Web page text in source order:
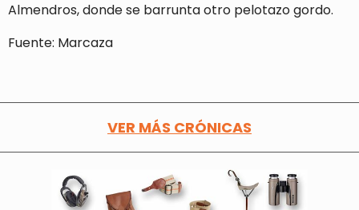
Almendros, donde se barrunta otro pelotazo gordo.
Fuente: Marcaza
VER MÁS CRÓNICAS